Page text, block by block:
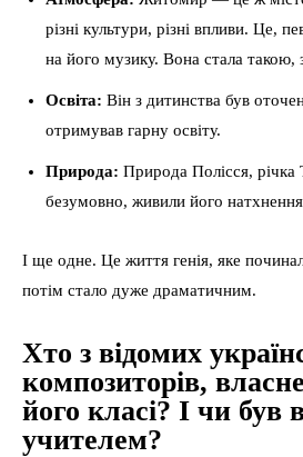
різні культури, різні впливи. Це,
на його музику. Вона стала такою,
Освіта: Він з дитинства був
отримував гарну освіту.
Природа: Природа Полісся, річка
безумовно, живили його
І ще одне. Це життя генія, яке
потім стало дуже драматичним.
Хто з відомих
композиторів,
його класі? І чи був
учителем?